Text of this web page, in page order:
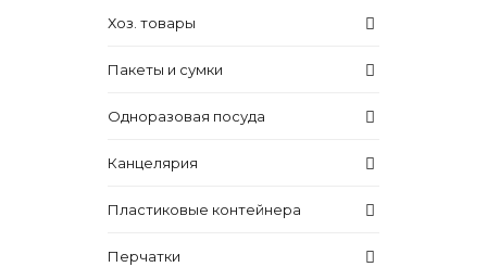
Хоз. товары
Пакеты и сумки
Одноразовая посуда
Канцелярия
Пластиковые контейнера
Перчатки